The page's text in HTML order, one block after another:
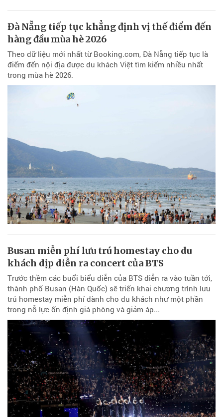
Đà Nẵng tiếp tục khẳng định vị thế điểm đến
hàng đầu mùa hè 2026
Theo dữ liệu mới nhất từ Booking.com, Đà Nẵng tiếp tục là
điểm đến nội địa được du khách Việt tìm kiếm nhiều nhất
trong mùa hè 2026.
Busan miễn phí lưu trú homestay cho du
khách dịp diễn ra concert của BTS
Trước thềm các buổi biểu diễn của BTS diễn ra vào tuần tới,
thành phố Busan (Hàn Quốc) sẽ triển khai chương trình lưu
trú homestay miễn phí dành cho du khách như một phần
trong nỗ lực ổn định giá phòng và giảm áp...